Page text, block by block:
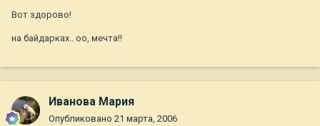
Вот здорово!
на байдарках.. оо, мечта!!
Иванова Мария
Опубликовано 21 марта, 2006